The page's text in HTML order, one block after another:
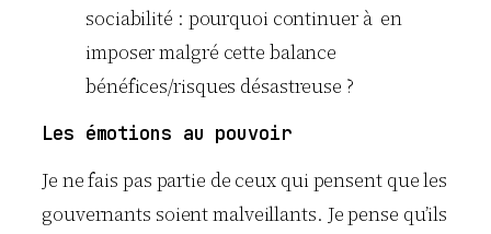
sociabilité : pourquoi continuer à en
imposer malgré cette balance
bénéfices/risques désastreuse ?
Les émotions au pouvoir
Je ne fais pas partie de ceux qui pensent que les
gouvernants soient malveillants. Je pense qu’ils